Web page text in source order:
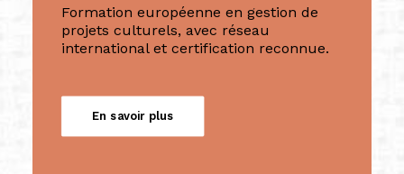
Formation européenne en gestion de
projets culturels, avec réseau
international et certification reconnue.
En savoir plus